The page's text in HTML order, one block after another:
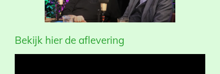
Bekijk hier de aflevering